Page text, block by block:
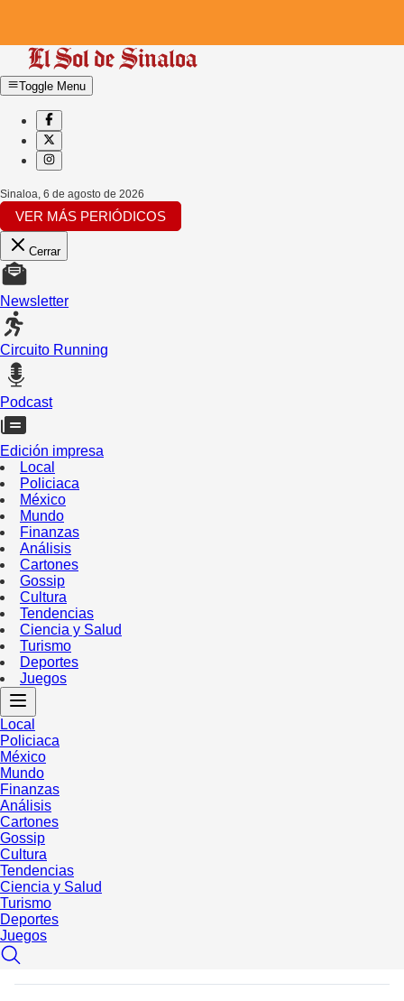
Toggle Menu
Sinaloa, 6 de agosto de 2026
VER MÁS PERIÓDICOS
Cerrar
Newsletter
Circuito Running
Podcast
Edición impresa
Local
Policiaca
México
Mundo
Finanzas
Análisis
Cartones
Gossip
Cultura
Tendencias
Ciencia y Salud
Turismo
Deportes
Juegos
Local
Policiaca
México
Mundo
Finanzas
Análisis
Cartones
Gossip
Cultura
Tendencias
Ciencia y Salud
Turismo
Deportes
Juegos